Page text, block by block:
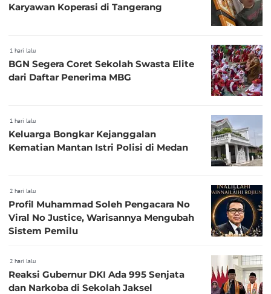
Karyawan Koperasi di Tangerang
1 hari lalu
BGN Segera Coret Sekolah Swasta Elite
dari Daftar Penerima MBG
1 hari lalu
Keluarga Bongkar Kejanggalan
Kematian Mantan Istri Polisi di Medan
2 hari lalu
Profil Muhammad Soleh Pengacara No
Viral No Justice, Warisannya Mengubah
Sistem Pemilu
2 hari lalu
Reaksi Gubernur DKI Ada 995 Senjata
dan Narkoba di Sekolah Jaksel